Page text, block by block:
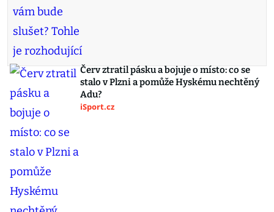
Červ ztratil pásku a bojuje o místo: co se
stalo v Plzni a pomůže Hyskému nechtěný
Adu?
iSport.cz